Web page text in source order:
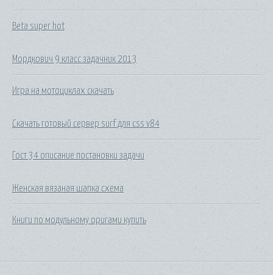
Beta super hot
Мордкович 9 класс задачник 2013
Игра на мотоциклах скачать
Скачать готовый сервер surf для css v84
Гост 34 описание постановки задачи
Женская вязаная шапка схема
Книги по модульному оригами купить